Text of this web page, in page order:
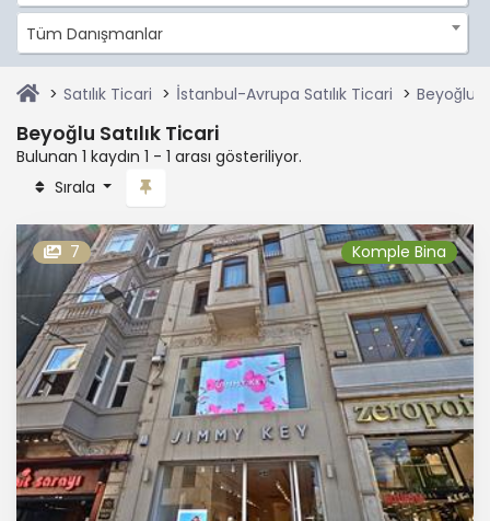
Tüm Danışmanlar
Satılık Ticari İstanbul-Avrupa Satılık Ticari Beyoğlu
Beyoğlu Satılık Ticari
Bulunan 1 kaydın 1 - 1 arası gösteriliyor.
Sırala
7 Komple Bina